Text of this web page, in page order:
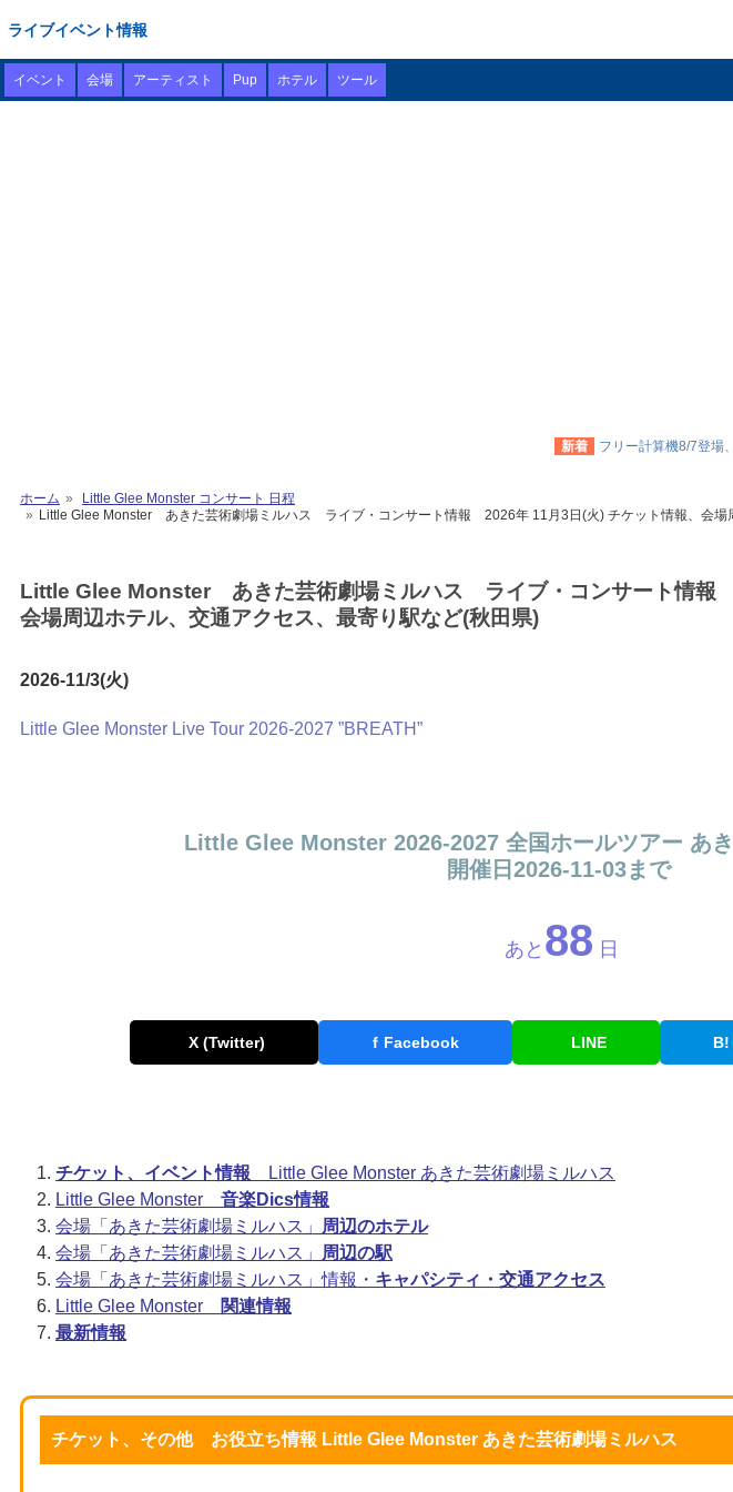
ライブイベント情報
イベント 会場 アーティスト Pup ホテル ツール
新着 フリー計算機8/7登場
ホーム
Little Glee Monster コンサート 日程
Little Glee Monster あきた芸術劇場ミルハス ライブ・コンサート情報 2026年 11月3日(火) チケット情報、会場
Little Glee Monster あきた芸術劇場ミルハス ライブ・コンサート情報
会場周辺ホテル、交通アクセス、最寄り駅など(秋田県)
2026-11/3(火)
Little Glee Monster Live Tour 2026-2027 ”BREATH”
Little Glee Monster 2026-2027 全国ホールツアー あ
開催日2026-11-03まで
あと 88 日
X (Twitter) f Facebook LINE B!
チケット、イベント情報 Little Glee Monster あきた芸術劇場ミルハス
Little Glee Monster 音楽Dics情報
会場「あきた芸術劇場ミルハス」
周辺のホテル
会場「あきた芸術劇場ミルハス」
周辺の駅
会場「あきた芸術劇場ミルハス」情報・ キャパシティ・交通アクセス
Little Glee Monster
関連情報
最新情報
チケット、その他 お役立ち情報 Little Glee Monster あきた芸術劇場ミルハス